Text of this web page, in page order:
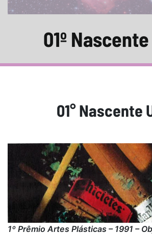
01º Nascente
01° Nascente
1º Prêmio Artes Plásticas – 1991 –